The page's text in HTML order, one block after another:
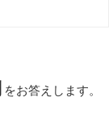
をお答えします。